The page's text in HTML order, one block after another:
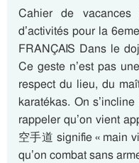
Cahier de
d’activités pour la
FRANÇAIS Dans le
Ce geste n’est pas
respect du lieu, du
karatékas. On
rappeler qu’on vient
空手道 signifie « main
qu’on combat sans